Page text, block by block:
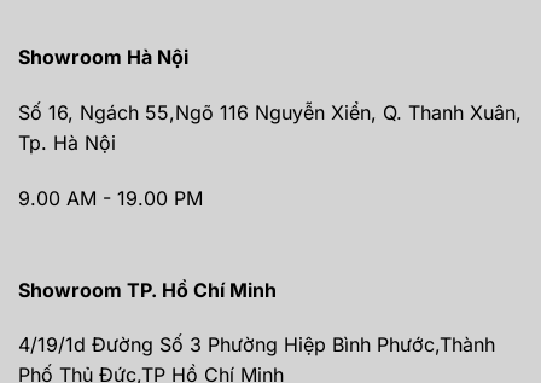
Showroom Hà Nội
Số 16, Ngách 55,Ngõ 116 Nguyễn Xiển, Q. Thanh Xuân,
Tp. Hà Nội
9.00 AM - 19.00 PM
Showroom TP. Hồ Chí Minh
4/19/1d Đường Số 3 Phường Hiệp Bình Phước,Thành
Phố Thủ Đức,TP Hồ Chí Minh